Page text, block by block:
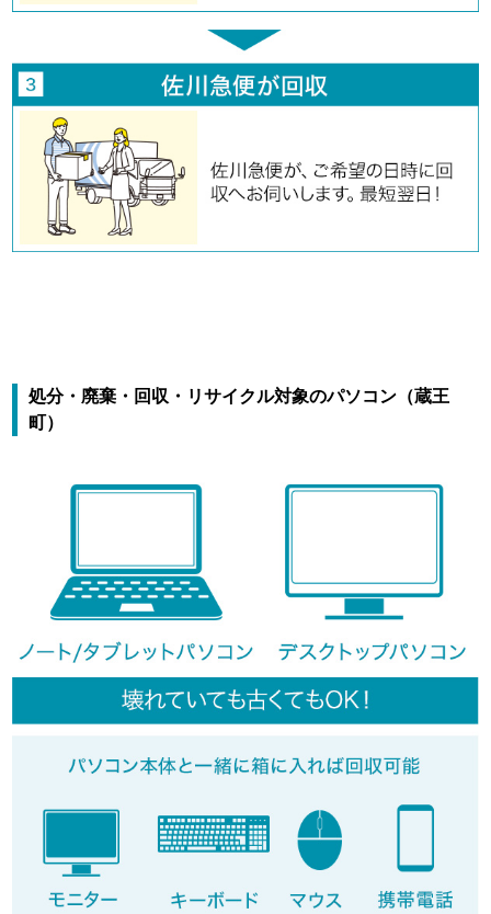
処分・廃棄・回収・リサイクル対象のパソコン（蔵王
町）